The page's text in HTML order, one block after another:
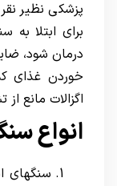
پزشکی نظیر
برای ابتلا به
درمان شود،
خوردن غذای
اگزالات مانع
انواع
سنگهای